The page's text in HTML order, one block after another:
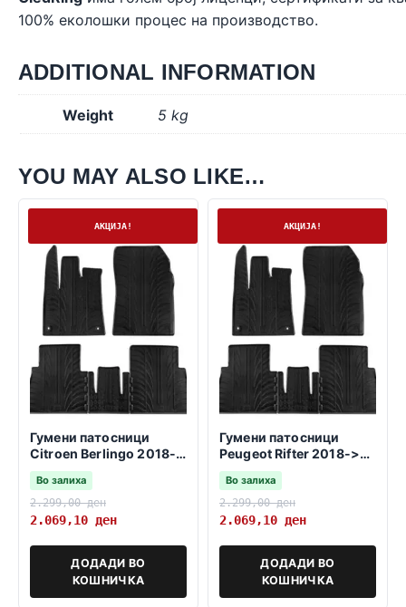
100% еколошки процес на производство.
ADDITIONAL INFORMATION
Weight 5 kg
YOU MAY ALSO LIKE…
АКЦИЈА!
Гумени патосници
Citroen Berlingo 2018-
2023 -непроменливо
сувозачко седиште-
Во залиха
2.299,00ден
2.069,10 ден
ДОДАДИ ВО
КОШНИЧКА
АКЦИЈА!
Гумени патосници
Peugeot Rifter 2018->
-променливо
сувозачко седиште-
Во залиха
2.299,00ден
2.069,10 ден
ДОДАДИ ВО
КОШНИЧКА